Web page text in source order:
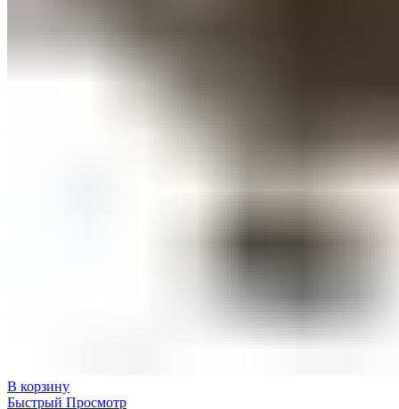
В корзину
Быстрый Просмотр